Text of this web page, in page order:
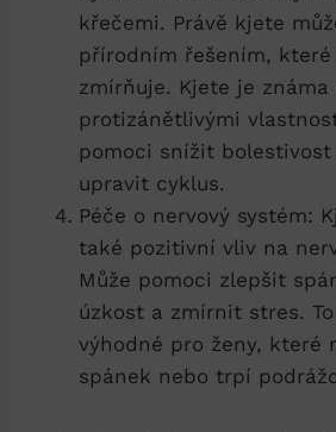
křečemi. Právě kjete
přírodním řešením,
zmírňuje. Kjete je známa
protizánětlivými
pomoci snížit bolestivost
upravit cyklus.
Péče o nervový systém:
také pozitivní vliv na
Může pomoci zlepšit
úzkost a zmírnit stres.
výhodné pro ženy, které
spánek nebo trpí